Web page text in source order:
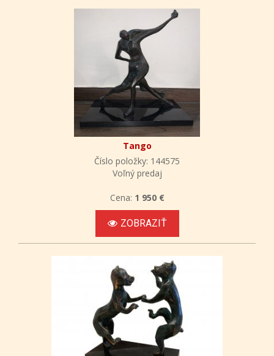
Tango
Číslo položky: 144575
Voľný predaj
Cena: 1 950 €
ZOBRAZIŤ